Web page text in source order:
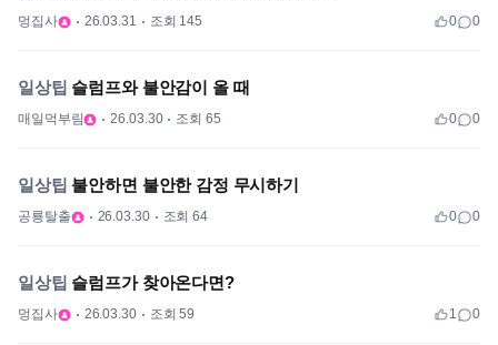
멍집사 26.03.31 조회 145 0 0
일상팁 슬럼프와 불안감이 올 때
매일먹부림 26.03.30 조회 65 0 0
일상팁 불안하면 불안한 감정 무시하기
공룡탈출 26.03.30 조회 64 0 0
일상팁 슬럼프가 찾아온다면?
멍집사 26.03.30 조회 59 1 0